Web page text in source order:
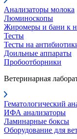
Анализаторы молока
Люминоскопы
Жиромеры и бани к
Тесты
Тесты на
Доильные аппараты
Пробоотборники
Ветеринарная
Гематологический
ИФА анализаторы
Ламинарные боксы
Оборудование для